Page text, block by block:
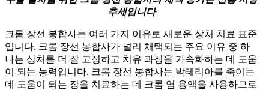
추세입니다
크롬 장선 봉합사는 여러 가지 이유로 새로운 상처 치료 표준
입니다. 크롬 장선 봉합사가 널리 채택되는 주요 이유 중 하
나는 상처를 더 잘 고정하고 치유 과정을 가속화하는 데 도움
이 되는 능력입니다. 크롬 장선 봉합사는 박테리아를 죽이는
데 도움이 되는 장을 치료하는 데 크롬 염 용액을 사용하므로